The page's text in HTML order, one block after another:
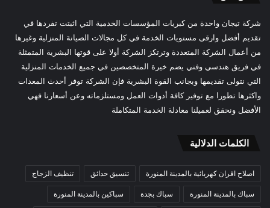
شركة تيجان واحدة من كبريات المؤسسات الخدمية التي اثبتت تفردها في
تقديم أفضل وارقى مستويات الخدمة في كل مجالات الصيانة المنزلية وغيرها
من أعمال الشركة المتعددة وترتكز الشركة أولا على قوتها البشرية المتمثلة
في فريق هندسي وفني يضم خيرة المتخصصين في جميع الخدمات المنزلية
التي نتولى تقديمها وبجانب القوة البشرية فإن الشركة توفر أحدث المعدات
واكثرها تطورا مع توفير كافة أدوات العمل ومستلزماته وعن أسعارنا فهي
الأفضل ونحقق لعميلنا معادلة الخدمة المتكاملة
الكلمات الدلالية
اصلاح افران كهربائية بالمدينة المنورة تنسيق حدائق تنظيف الزجاج
سباك بالمدينة المنورة سباك بجدة سباكين بالمدينة المنورة